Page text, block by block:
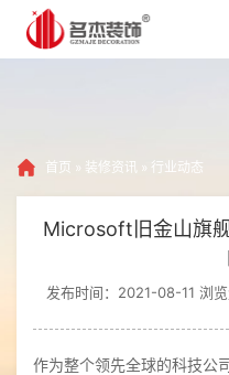
首页 » 装修资讯 » 行业动态
Microsoft旧金山旗
发布时间：2021-08-11 浏览
作为整个领先全球的科技公